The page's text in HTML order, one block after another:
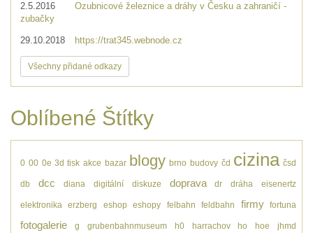
2.5.2016
Ozubnicové železnice a dráhy v Česku a zahraničí -
zubačky
29.10.2018 https://trat345.webnode.cz
Všechny přidané odkazy
Oblíbené Štítky
0 00 0e 3d tisk akce bazar blogy brno budovy čd cizina čsd
db dcc diana digitální diskuze doprava dr dráha eisenertz
elektronika erzberg eshop eshopy felbahn feldbahn firmy fortuna
fotogalerie g grubenbahnmuseum h0 harrachov ho hoe jhmd